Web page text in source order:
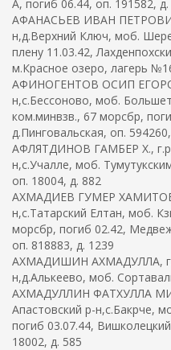
А, погиб 06.44, оп. 191582,
АФАНАСЬЕВ ИВАН
н,д.Верхний Ключ, моб.
плену 11.03.42,
м.Красное озеро, лагерь
АФИНОГЕНТОВ ОСИП
н,с.Бессоново, моб.
ком.минвзв., 67 морсбр,
д.Пинговальская, оп.
АФЛЯТДИНОВ ГАМБЕР Х., г.р.
н,с.Учалле, моб.
оп. 18004, д. 882
АХМАДИЕВ ГУМЕР
н,с.Татарский Елтан, моб.
морсбр, погиб 02.42,
оп. 818883, д. 1239
АХМАДИШИН АХМАДУЛЛА,
н,д.Алькеево, моб.
АХМАДУЛЛИН ФАТХУЛЛА
Апастовский р-н,с.Бакрче,
погиб 03.07.44,
18002, д. 585